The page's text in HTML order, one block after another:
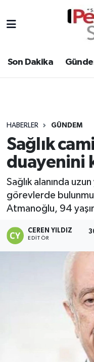
Son Dakika
HABERLER GÜNDEM
Sağlık
duayenini
Sağlık alanında
görevlerde
Atmanoğlu, 94
CEREN YILDIZ
EDITÖR
Gündem
Atamalar
Mevzuat
Sendika
Nöbetçi
Hava Durumu
Tüm Manşetler
Son Dakika
Haber Arşivi